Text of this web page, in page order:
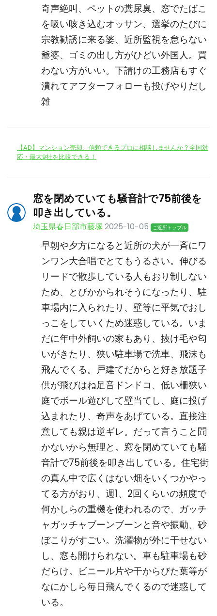
奇声絶叫、ペットの糞尿臭、窓でたばこ
を吸い咳き込むオッサン、選挙のたびに
宗教勧誘に来る婆、近所監視を怠らない
爺婆、ゴミの出し方がひどい外国人。買
わない方がいい。下請けの工務店もすぐ
潰れてアフターフォローも投げやりだし
雑
【AD】マンション売却、信頼できるプロに相談しませんか？全国対
応・最大9社を比較できる！
窓を閉めていても騒音計で75前後を
叩き出している。
埼玉県春日部市藤塚 2025-10-05 ご近所トラブル
早朝や夕方になると近所の犬が一斉にワ
ンワン大合唱でとてもうるさい。伸びる
リードで散歩している人もおり制しない
ため、とびかかられそうになったり、駐
車場内に入られたり、壁等に平気でおし
っこをしていくため迷惑している。いま
だに年中外飼いの家もあり、抜け毛や匂
いがきたり、狭い駐車場で洗車、飛沫も
飛んでくる。戸建てだからと好き放題子
供が飛びはね足音ドンドコ、低い柵狭い
庭でボール遊びして壁当てし、庭に投げ
込まれたり、奇声をあげている。直接注
意しても親は逆ギレ。だって言うこと聞
かないから無理と。窓を閉めていても騒
音計で75前後を叩き出している。住宅街
の真ん中で広くはない畑をいくつかやっ
てる方がおり、週1、2回くらいの頻度で
何かしらの重機を使われるので、ガッチ
ャガッチャブーンブーンと音や振動、砂
ぼこりがすごい。洗濯物が外に干せない
し、窓も開けられない。車も駐車場も砂
だらけ。ビニール片や干からびた葉等が
なにかしら毎日飛んでくるので迷惑して
いる。